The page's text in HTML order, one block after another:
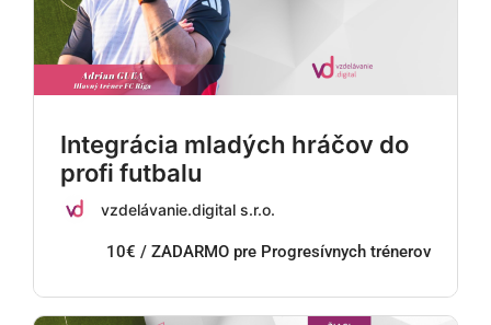
Integrácia mladých hráčov do
profi futbalu
vzdelávanie.digital s.r.o.
10€ / ZADARMO pre Progresívnych trénerov